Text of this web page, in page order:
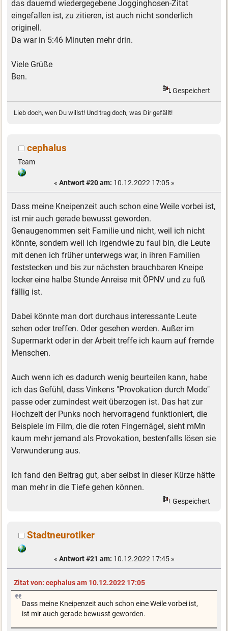
das dauernd wiedergegebene Jogginghosen-Zitat
eingefallen ist, zu zitieren, ist auch nicht sonderlich
originell.
Da war in 5:46 Minuten mehr drin.
Viele Grüße
Ben.
Gespeichert
Lieb doch, wen Du willst! Und trag doch, was Dir gefällt!
cephalus
Team
« Antwort #20 am: 10.12.2022 17:05 »
Dass meine Kneipenzeit auch schon eine Weile vorbei ist,
ist mir auch gerade bewusst geworden.
Genaugenommen seit Familie und nicht, weil ich nicht
könnte, sondern weil ich irgendwie zu faul bin, die Leute
mit denen ich früher unterwegs war, in ihren Familien
feststecken und bis zur nächsten brauchbaren Kneipe
locker eine halbe Stunde Anreise mit ÖPNV und zu fuß
fällig ist.
Dabei könnte man dort durchaus interessante Leute
sehen oder treffen. Oder gesehen werden. Außer im
Supermarkt oder in der Arbeit treffe ich kaum auf fremde
Menschen.
Auch wenn ich es dadurch wenig beurteilen kann, habe
ich das Gefühl, dass Vinkens "Provokation durch Mode"
passe oder zumindest weit überzogen ist. Das hat zur
Hochzeit der Punks noch hervorragend funktioniert, die
Beispiele im Film, die die roten Fingernägel, sieht mMn
kaum mehr jemand als Provokation, bestenfalls lösen sie
Verwunderung aus.
Ich fand den Beitrag gut, aber selbst in dieser Kürze hätte
man mehr in die Tiefe gehen können.
Gespeichert
Stadtneurotiker
« Antwort #21 am: 10.12.2022 17:45 »
Zitat von: cephalus am 10.12.2022 17:05
Dass meine Kneipenzeit auch schon eine Weile vorbei ist,
ist mir auch gerade bewusst geworden.